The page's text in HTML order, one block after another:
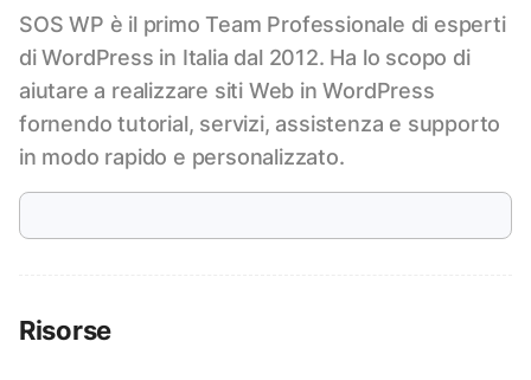
SOS WP è il primo Team Professionale di esperti
di WordPress in Italia dal 2012. Ha lo scopo di
aiutare a realizzare siti Web in WordPress
fornendo tutorial, servizi, assistenza e supporto
in modo rapido e personalizzato.
Risorse